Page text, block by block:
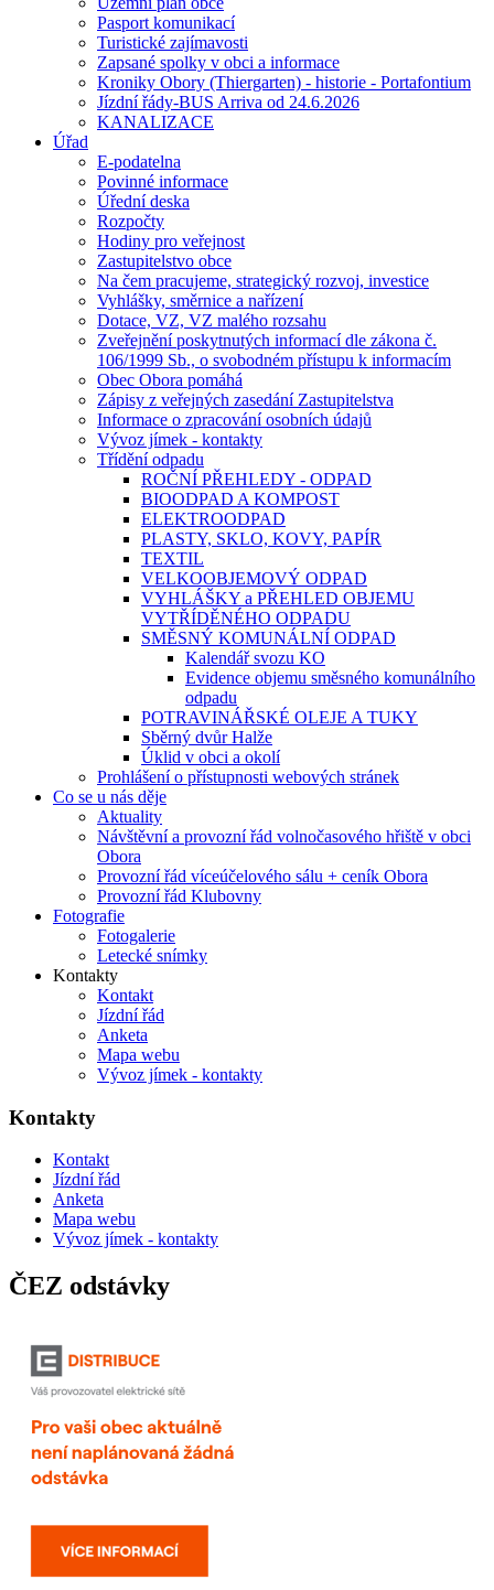
Pasport komunikací
Turistické zajímavosti
Zapsané spolky v obci a informace
Kroniky Obory (Thiergarten) - historie - Portafontium
Jízdní řády-BUS Arriva od 24.6.2026
KANALIZACE
Úřad
E-podatelna
Povinné informace
Úřední deska
Rozpočty
Hodiny pro veřejnost
Zastupitelstvo obce
Na čem pracujeme, strategický rozvoj, investice
Vyhlášky, směrnice a nařízení
Dotace, VZ, VZ malého rozsahu
Zveřejnění poskytnutých informací dle zákona č.
106/1999 Sb., o svobodném přístupu k informacím
Obec Obora pomáhá
Zápisy z veřejných zasedání Zastupitelstva
Informace o zpracování osobních údajů
Vývoz jímek - kontakty
Třídění odpadu
ROČNÍ PŘEHLEDY - ODPAD
BIOODPAD A KOMPOST
ELEKTROODPAD
PLASTY, SKLO, KOVY, PAPÍR
TEXTIL
VELKOOBJEMOVÝ ODPAD
VYHLÁŠKY a PŘEHLED OBJEMU
VYTŘÍDĚNÉHO ODPADU
SMĚSNÝ KOMUNÁLNÍ ODPAD
Kalendář svozu KO
Evidence objemu směsného komunálního
odpadu
POTRAVINÁŘSKÉ OLEJE A TUKY
Sběrný dvůr Halže
Úklid v obci a okolí
Prohlášení o přístupnosti webových stránek
Co se u nás děje
Aktuality
Návštěvní a provozní řád volnočasového hřiště v obci
Obora
Provozní řád víceúčelového sálu + ceník Obora
Provozní řád Klubovny
Fotografie
Fotogalerie
Letecké snímky
Kontakty
Kontakt
Jízdní řád
Anketa
Mapa webu
Vývoz jímek - kontakty
Kontakty
Kontakt
Jízdní řád
Anketa
Mapa webu
Vývoz jímek - kontakty
ČEZ odstávky